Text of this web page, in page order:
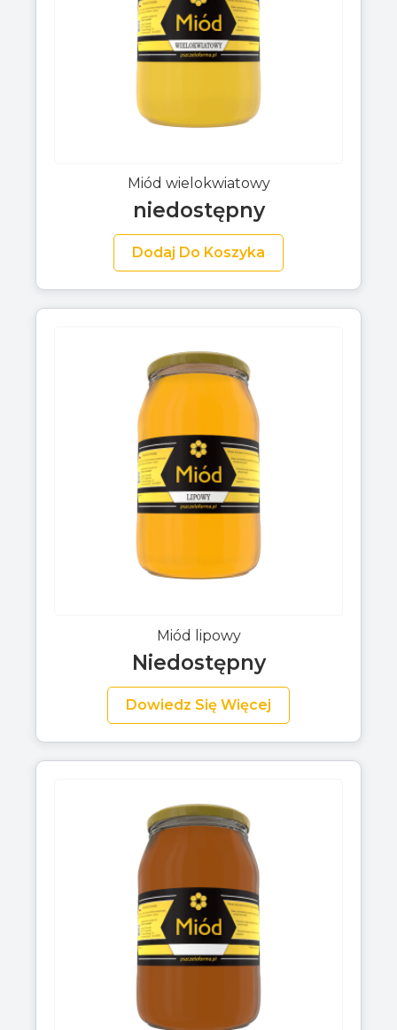
Miód wielokwiatowy
niedostępny
Dodaj Do Koszyka
Miód lipowy
Niedostępny
Dowiedz Się Więcej